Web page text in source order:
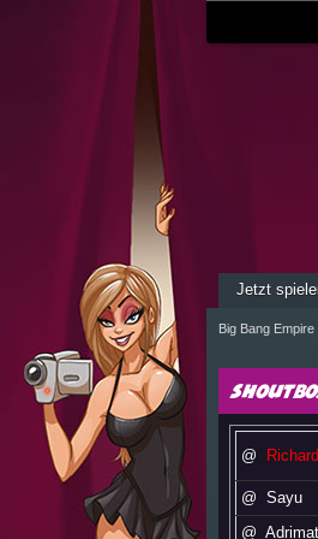
Jetzt
Big Bang
@ Richard
@ Sayu
@